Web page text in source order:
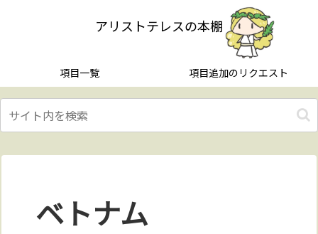
アリストテレスの本棚
項目一覧 項目追加のリクエスト
ベトナム